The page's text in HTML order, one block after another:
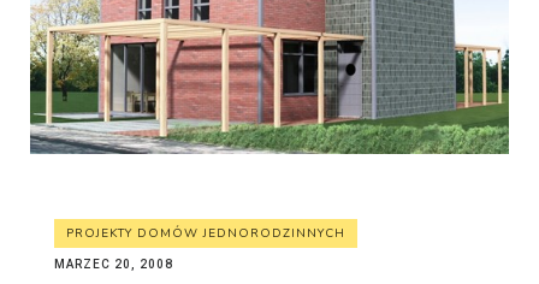
PROJEKTY DOMÓW JEDNORODZINNYCH
MARZEC 20, 2008